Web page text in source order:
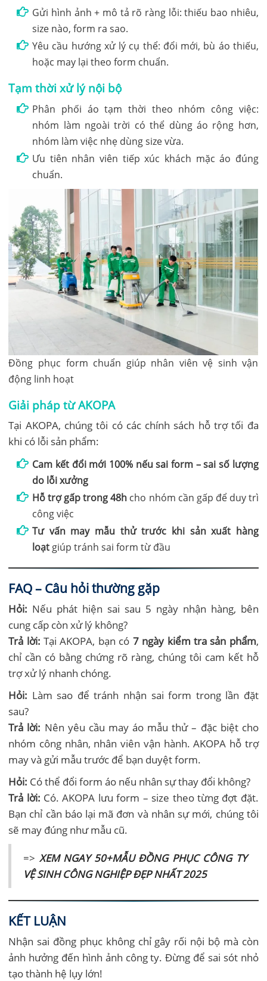
Gửi hình ảnh + mô tả rõ ràng lỗi: thiếu bao nhiêu,
size nào, form ra sao.
Yêu cầu hướng xử lý cụ thể: đổi mới, bù áo thiếu,
hoặc may lại theo form chuẩn.
Tạm thời xử lý nội bộ
Phân phối áo tạm thời theo nhóm công việc:
nhóm làm ngoài trời có thể dùng áo rộng hơn,
nhóm làm việc nhẹ dùng size vừa.
Ưu tiên nhân viên tiếp xúc khách mặc áo đúng
chuẩn.
Đồng phục form chuẩn giúp nhân viên vệ sinh vận
động linh hoạt
Giải pháp từ AKOPA
Tại AKOPA, chúng tôi có các chính sách hỗ trợ tối đa
khi có lỗi sản phẩm:
Cam kết đổi mới 100% nếu sai form – sai số lượng
do lỗi xưởng
Hỗ trợ gấp trong 48h cho nhóm cần gấp để duy trì
công việc
Tư vấn may mẫu thử trước khi sản xuất hàng
loạt giúp tránh sai form từ đầu
FAQ – Câu hỏi thường gặp
Hỏi: Nếu phát hiện sai sau 5 ngày nhận hàng, bên
cung cấp còn xử lý không?
Trả lời: Tại AKOPA, bạn có 7 ngày kiểm tra sản phẩm,
chỉ cần có bằng chứng rõ ràng, chúng tôi cam kết hỗ
trợ xử lý nhanh chóng.
Hỏi: Làm sao để tránh nhận sai form trong lần đặt
sau?
Trả lời: Nên yêu cầu may áo mẫu thử – đặc biệt cho
nhóm công nhân, nhân viên vận hành. AKOPA hỗ trợ
may và gửi mẫu trước để bạn duyệt form.
Hỏi: Có thể đổi form áo nếu nhân sự thay đổi không?
Trả lời: Có. AKOPA lưu form – size theo từng đợt đặt.
Bạn chỉ cần báo lại mã đơn và nhân sự mới, chúng tôi
sẽ may đúng như mẫu cũ.
=> XEM NGAY 50+MẪU ĐỒNG PHỤC CÔNG TY
VỆ SINH CÔNG NGHIỆP ĐẸP NHẤT 2025
KẾT LUẬN
Nhận sai đồng phục không chỉ gây rối nội bộ mà còn
ảnh hưởng đến hình ảnh công ty. Đừng để sai sót nhỏ
tạo thành hệ lụy lớn!